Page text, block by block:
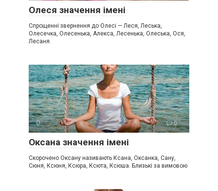
Олеся значення імені
Спрощенні звернення до Олесі — Леся, Леська,
Олесечка, Олесенька, Алекса, Лесенька, Олеська, Ося,
Лесаня.
О 0
Оксана значення імені
Скорочено Оксану називають Ксана, Оксанка, Сану,
Сюня, Ксюня, Ксюра, Ксюта, Ксюша. Близькі за вимовою